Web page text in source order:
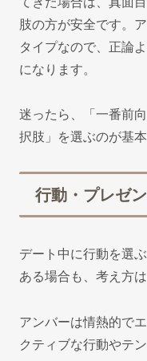
肢の方が安全です。
タイプなので、正論
になります。
迷ったら、「一番前
択肢」を選ぶのが基本
行動・プレゼ
デート中に行動を選
ある場合も、考え方は
アンバーは情熱的で
クティブな行動やテ